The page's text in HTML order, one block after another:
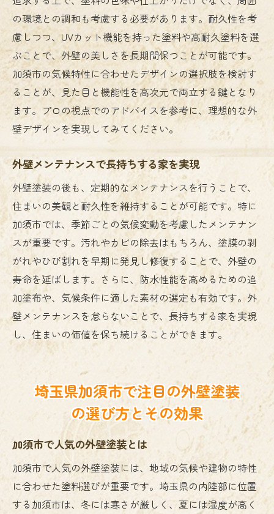
の環境との調和も考慮する必要があります。耐久性を考
慮しつつ、UVカット機能を持った塗料や高耐久塗料を選
ぶことで、外壁の美しさを長期間保つことが可能です。
加須市の気候特性に合わせたデザインの選択肢を検討す
ることが、見た目と機能性を高次元で両立する鍵となり
ます。プロの視点でのアドバイスを参考に、理想的な外
壁デザインを実現してみてください。
外壁メンテナンスで長持ちする家を実現
外壁塗装の後も、定期的なメンテナンスを行うことで、
住まいの美観と耐久性を維持することが可能です。特に
加須市では、季節ごとの気候変動を考慮したメンテナン
スが重要です。汚れやカビの除去はもちろん、塗膜の剥
がれやひび割れを早期に発見し修復することで、外壁の
寿命を延ばします。さらに、防水性能を高めるための追
加塗布や、気候条件に適した素材の選定も有効です。外
壁メンテナンスを怠らないことで、長持ちする家を実現
し、住まいの価値を保ち続けることができます。
埼玉県加須市で注目の外壁塗装
の選び方とその効果
加須市で人気の外壁塗装とは
加須市で人気の外壁塗装には、地域の気候や建物の特性
に合わせた塗料選びが重要です。埼玉県の内陸部に位置
する加須市は、冬には寒さが厳しく、夏には湿度が高く